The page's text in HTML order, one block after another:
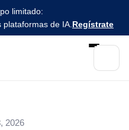
limitado:
de IA. Regístrate
2026